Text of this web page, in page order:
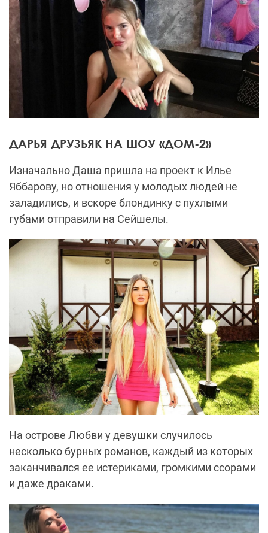
ДАРЬЯ ДРУЗЬЯК НА ШОУ «ДОМ-2»
Изначально Даша пришла на проект к Илье
Яббарову, но отношения у молодых людей не
заладились, и вскоре блондинку с пухлыми
губами отправили на Сейшелы.
На острове Любви у девушки случилось
несколько бурных романов, каждый из которых
заканчивался ее истериками, громкими ссорами
и даже драками.